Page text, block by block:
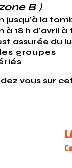
B )
jusqu’à la
à 18 h d’avril
assurée du
groupes
vous sur